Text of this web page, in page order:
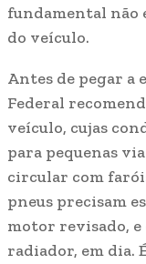
fundamental não
do veículo.
Antes de pegar a
Federal
veículo, cujas
para pequenas
circular com
pneus precisam
motor revisado, e
radiador, em dia.